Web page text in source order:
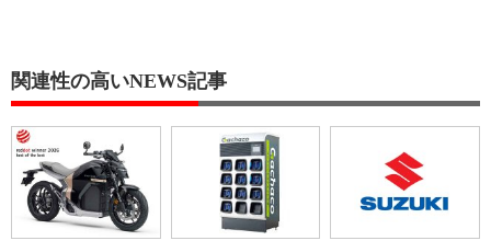
関連性の高いNEWS記事